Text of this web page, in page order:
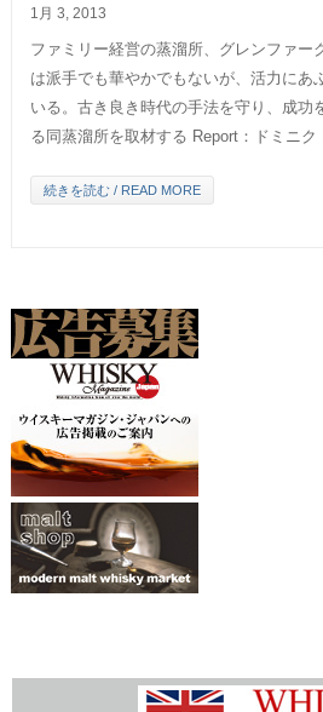
1月 3, 2013
ファミリー経営の蒸溜所、グレンファー
は派手でも華やかでもないが、活力にあ
いる。古き良き時代の手法を守り、成功
る同蒸溜所を取材する Report：ドミニク
続きを読む / READ MORE